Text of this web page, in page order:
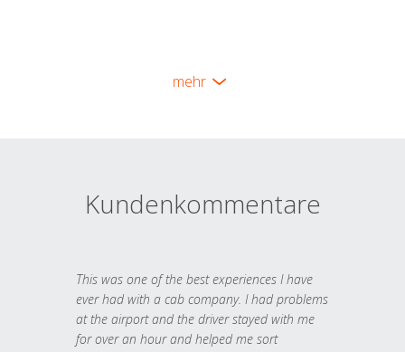
mehr
Kundenkommentare
This was one of the best experiences I have
ever had with a cab company. I had problems
at the airport and the driver stayed with me
for over an hour and helped me sort